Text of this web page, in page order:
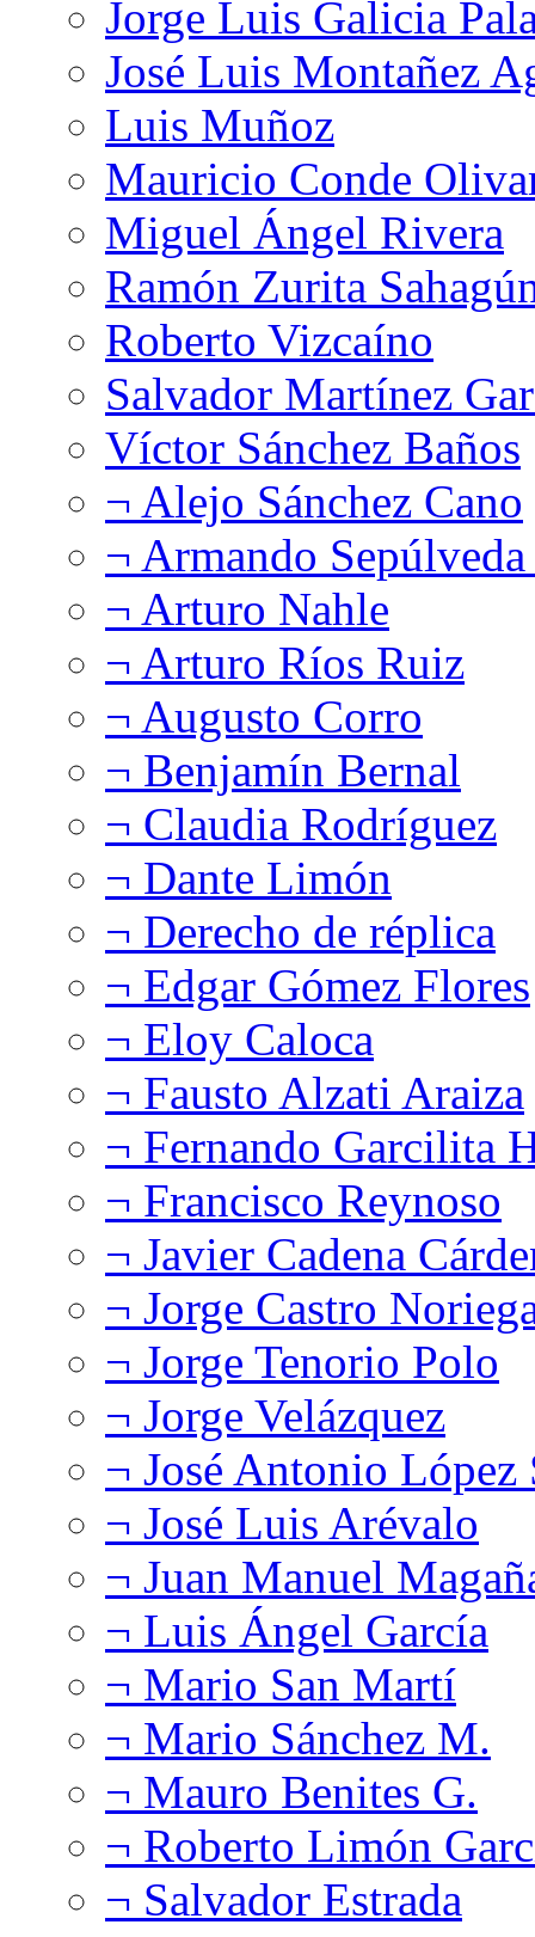
Jorge Luis Galicia
José Luis Montañez
Luis Muñoz
Mauricio Conde
Miguel Ángel Rivera
Ramón Zurita
Roberto Vizcaíno
Salvador Martínez
Víctor Sánchez Baños
¬ Alejo Sánchez Cano
¬ Armando
¬ Arturo Nahle
¬ Arturo Ríos Ruiz
¬ Augusto Corro
¬ Benjamín Bernal
¬ Claudia Rodríguez
¬ Dante Limón
¬ Derecho de réplica
¬ Edgar Gómez Flores
¬ Eloy Caloca
¬ Fausto Alzati Araiza
¬ Fernando Garcilita
¬ Francisco Reynoso
¬ Javier Cadena
¬ Jorge Castro
¬ Jorge Tenorio Polo
¬ Jorge Velázquez
¬ José Antonio López
¬ José Luis Arévalo
¬ Juan Manuel
¬ Luis Ángel García
¬ Mario San Martí
¬ Mario Sánchez M.
¬ Mauro Benites G.
¬ Roberto Limón
¬ Salvador Estrada